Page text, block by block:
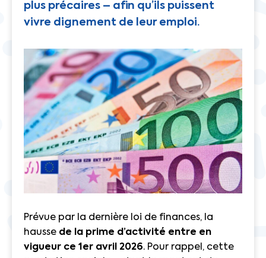
plus précaires – afin qu’ils puissent
vivre dignement de leur emploi.
Prévue par la dernière loi de finances, la
hausse de la prime d’activité entre en
vigueur ce 1er avril 2026. Pour rappel, cette